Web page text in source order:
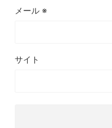
メール ※
サイト